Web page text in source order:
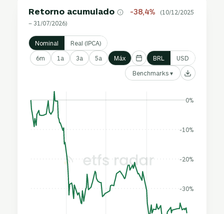
Retorno acumulado -38,4%
(10/12/2025
– 31/07/2026)
Nominal Real (IPCA)
6m 1a 3a 5a Máx BRL USD
Benchmarks ▾
-30%
-20%
-10%
0%